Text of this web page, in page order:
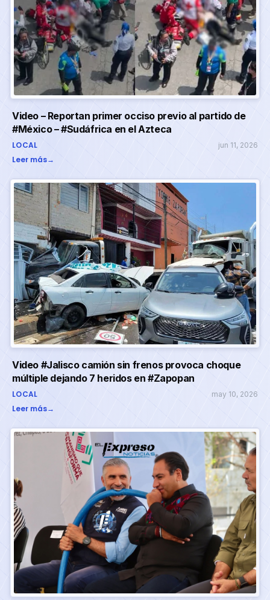
Video – Reportan primer occiso previo al partido de
#México – #Sudáfrica en el Azteca
LOCAL jun 11, 2026
Leer más→
Video #Jalisco camión sin frenos provoca choque
múltiple dejando 7 heridos en #Zapopan
LOCAL may 10, 2026
Leer más→